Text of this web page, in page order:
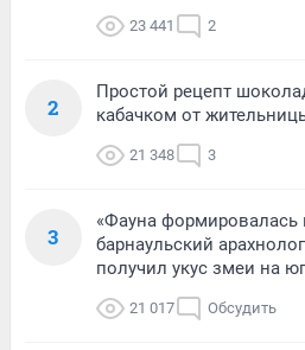
23 441 2
2
Простой рецепт
кабачком от
21 348 3
3
«Фауна формировалась
барнаульский
получил укус змеи на
21 017 Обсудить